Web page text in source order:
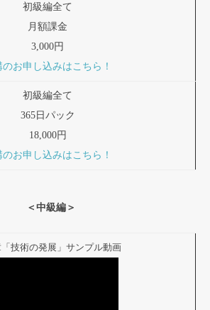
初級編全て
月額課金
3,000円
のお申し込みはこちら！
初級編全て
365日パック
18,000円
のお申し込みはこちら！
＜中級編＞
技術の発展」サンプル動画